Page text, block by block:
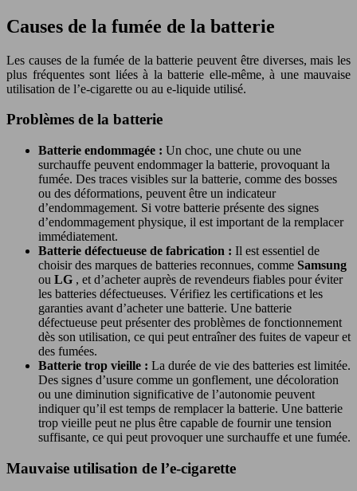
Causes de la fumée de la batterie
Les causes de la fumée de la batterie peuvent être diverses, mais les
plus fréquentes sont liées à la batterie elle-même, à une mauvaise
utilisation de l’e-cigarette ou au e-liquide utilisé.
Problèmes de la batterie
Batterie endommagée : Un choc, une chute ou une
surchauffe peuvent endommager la batterie, provoquant la
fumée. Des traces visibles sur la batterie, comme des bosses
ou des déformations, peuvent être un indicateur
d’endommagement. Si votre batterie présente des signes
d’endommagement physique, il est important de la remplacer
immédiatement.
Batterie défectueuse de fabrication : Il est essentiel de
choisir des marques de batteries reconnues, comme Samsung
ou LG , et d’acheter auprès de revendeurs fiables pour éviter
les batteries défectueuses. Vérifiez les certifications et les
garanties avant d’acheter une batterie. Une batterie
défectueuse peut présenter des problèmes de fonctionnement
dès son utilisation, ce qui peut entraîner des fuites de vapeur et
des fumées.
Batterie trop vieille : La durée de vie des batteries est limitée.
Des signes d’usure comme un gonflement, une décoloration
ou une diminution significative de l’autonomie peuvent
indiquer qu’il est temps de remplacer la batterie. Une batterie
trop vieille peut ne plus être capable de fournir une tension
suffisante, ce qui peut provoquer une surchauffe et une fumée.
Mauvaise utilisation de l’e-cigarette